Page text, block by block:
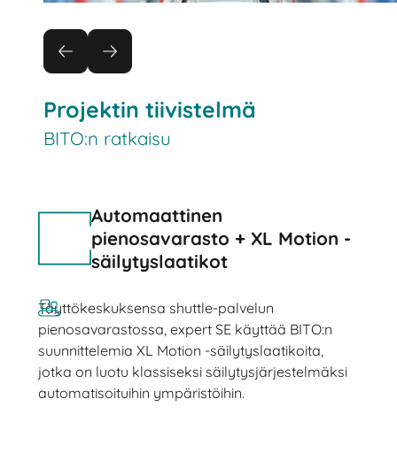
Projektin tiivistelmä
BITO:n ratkaisu
Automaattinen
pienosavarasto + XL Motion -
säilytyslaatikot
Täyttökeskuksensa shuttle-palvelun
pienosavarastossa, expert SE käyttää BITO:n
suunnittelemia XL Motion -säilytyslaatikoita,
jotka on luotu klassiseksi säilytysjärjestelmäksi
automatisoituihin ympäristöihin.